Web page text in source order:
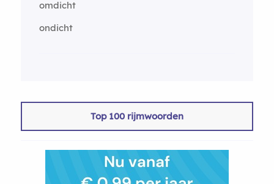
omdicht
ondicht
Top 100 rijmwoorden